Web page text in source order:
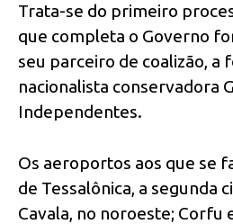
Trata-se do primeiro
que completa o Governo
seu parceiro de coalizão, a
nacionalista conservadora
Independentes.
Os aeroportos aos que se
de Tessalônica, a segunda
Cavala, no noroeste; Corfu